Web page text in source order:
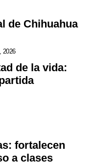
de Chihuahua
2026
de la vida:
fortalecen
a clases